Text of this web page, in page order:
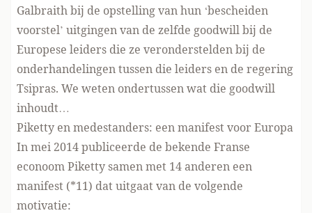
Galbraith bij de opstelling van hun ‘bescheiden
voorstel’ uitgingen van de zelfde goodwill bij de
Europese leiders die ze veronderstelden bij de
onderhandelingen tussen die leiders en de regering
Tsipras. We weten ondertussen wat die goodwill
inhoudt…
Piketty en medestanders: een manifest voor Europa
In mei 2014 publiceerde de bekende Franse
econoom Piketty samen met 14 anderen een
manifest (*11) dat uitgaat van de volgende
motivatie: